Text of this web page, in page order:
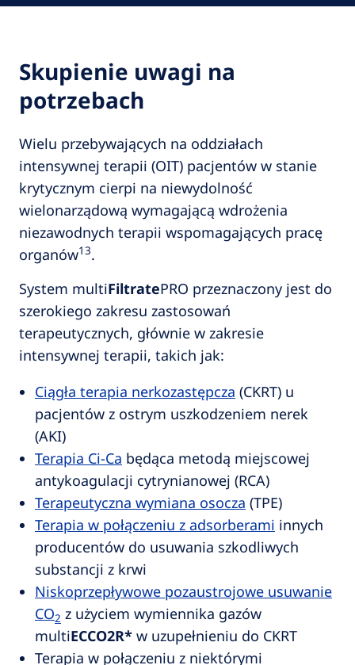
Skupienie uwagi na
potrzebach
Wielu przebywających na oddziałach
intensywnej terapii (OIT) pacjentów w stanie
krytycznym cierpi na niewydolność
wielonarządową wymagającą wdrożenia
niezawodnych terapii wspomagających pracę
organów13.
System multiFiltratePRO przeznaczony jest do
szerokiego zakresu zastosowań
terapeutycznych, głównie w zakresie
intensywnej terapii, takich jak:
Ciągła terapia nerkozastępcza (CKRT) u
pacjentów z ostrym uszkodzeniem nerek
(AKI)
Terapia Ci-Ca będąca metodą miejscowej
antykoagulacji cytrynianowej (RCA)
Terapeutyczna wymiana osocza (TPE)
Terapia w połączeniu z adsorberami innych
producentów do usuwania szkodliwych
substancji z krwi
Niskoprzepływowe pozaustrojowe usuwanie
CO2 z użyciem wymiennika gazów
multiECCO2R* w uzupełnieniu do CKRT
Terapia w połączeniu z niektórymi